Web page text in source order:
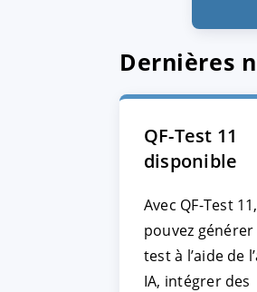
Dernières
QF-Test 11
disponible
Avec QF-Test
pouvez
test à l’aide de
IA, intégrer des